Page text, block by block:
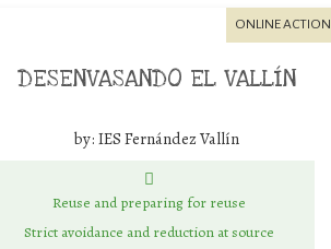
ONLINE ACTION
DESENVASANDO EL VALLÍN
by: IES Fernández Vallín
Reuse and preparing for reuse
Strict avoidance and reduction at source